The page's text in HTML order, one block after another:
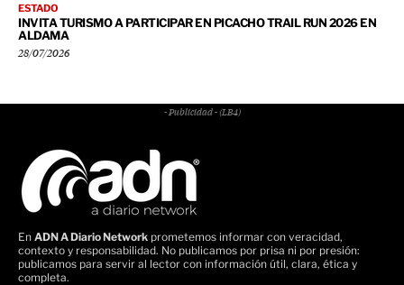
ESTADO
INVITA TURISMO A PARTICIPAR EN PICACHO TRAIL RUN 2026 EN
ALDAMA
28/07/2026
- Publicidad - (LB4)
En ADN A Diario Network prometemos informar con veracidad,
contexto y responsabilidad. No publicamos por prisa ni por presión:
publicamos para servir al lector con información útil, clara, ética y
completa.